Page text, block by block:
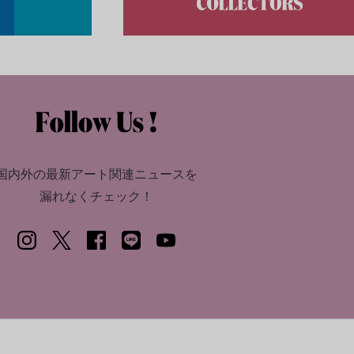
内外の最新アート関連ニュースを
漏れなくチェック！